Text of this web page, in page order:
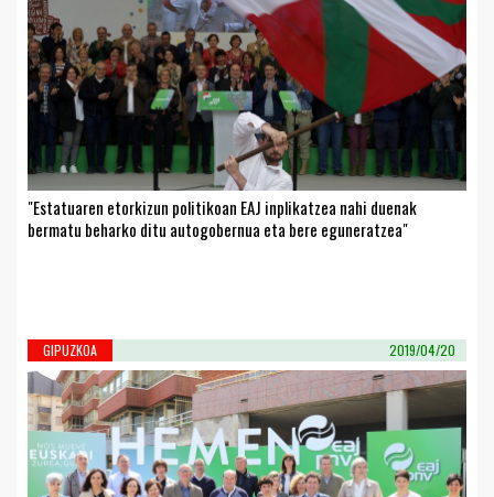
"Estatuaren etorkizun politikoan EAJ inplikatzea nahi duenak
bermatu beharko ditu autogobernua eta bere eguneratzea"
GIPUZKOA 2019/04/20